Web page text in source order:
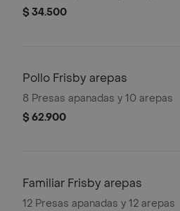
$ 34.500
Pollo Frisby arepas
8 Presas apanadas y 10 arepas
$ 62.900
Familiar Frisby arepas
12 Presas apanadas y 12 arepas